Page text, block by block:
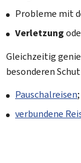
Probleme mit
Verletzung
Gleichzeitig
besonderen
Pauschalreisen;
verbundene